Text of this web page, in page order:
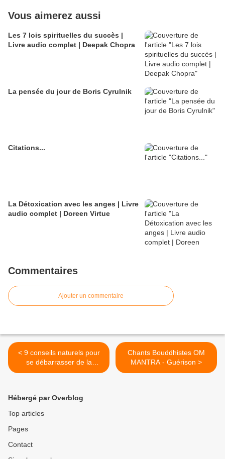
Vous aimerez aussi
Les 7 lois spirituelles du succès |
Livre audio complet | Deepak Chopra
La pensée du jour de Boris Cyrulnik
Citations...
La Détoxication avec les anges | Livre
audio complet | Doreen Virtue
Commentaires
Ajouter un commentaire
< 9 conseils naturels pour
se débarrasser de la
cellulite
Chants Bouddhistes OM
MANTRA - Guérison >
Hébergé par Overblog
Top articles
Pages
Contact